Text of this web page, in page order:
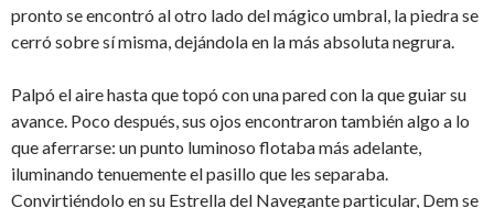
pronto se encontró al otro lado del mágico umbral, la piedra se
cerró sobre sí misma, dejándola en la más absoluta negrura.
Palpó el aire hasta que topó con una pared con la que guiar su
avance. Poco después, sus ojos encontraron también algo a lo
que aferrarse: un punto luminoso flotaba más adelante,
iluminando tenuemente el pasillo que les separaba.
Convirtiéndolo en su Estrella del Navegante particular, Dem se